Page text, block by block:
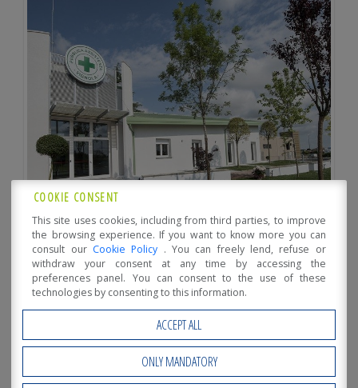
COOKIE CONSENT
This site uses cookies, including from third parties, to improve
the browsing experience. If you want to know more you can
consult our Cookie Policy . You can freely lend, refuse or
withdraw your consent at any time by accessing the
preferences panel. You can consent to the use of these
technologies by consenting to this information.
ACCEPT ALL
ONLY MANDATORY